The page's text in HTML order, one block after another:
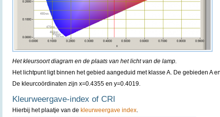
Het kleursoort diagram en de plaats van het licht van de lamp.
Het lichtpunt ligt binnen het gebied aangeduid met klasse A. De gebieden A
De kleurcoördinaten zijn x=0.4355 en y=0.4019.
Kleurweergave-index of CRI
Hierbij het plaatje van de kleurweergave index.